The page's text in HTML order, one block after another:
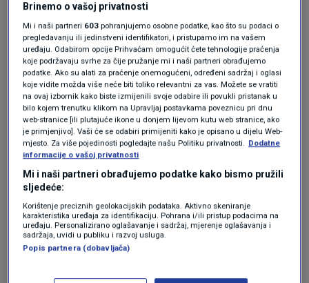
Oglas
Oglas
Brinemo o vašoj privatnosti
Mi i naši partneri 603 pohranjujemo osobne podatke, kao što su podaci o
pregledavanju ili jedinstveni identifikatori, i pristupamo im na vašem
uređaju. Odabirom opcije Prihvaćam omogućit ćete tehnologije praćenja
koje podržavaju svrhe za čije pružanje mi i naši partneri obrađujemo
podatke. Ako su alati za praćenje onemogućeni, određeni sadržaj i oglasi
koje vidite možda više neće biti toliko relevantni za vas. Možete se vratiti
na ovaj izbornik kako biste izmijenili svoje odabire ili povukli pristanak u
bilo kojem trenutku klikom na Upravljaj postavkama poveznicu pri dnu
web-stranice [ili plutajuće ikone u donjem lijevom kutu web stranice, ako
je primjenjivo]. Vaši će se odabiri primijeniti kako je opisano u dijelu Web-
mjesto. Za više pojedinosti pogledajte našu Politiku privatnosti. Dodatne
informacije o vašoj privatnosti
Mi i naši partneri obrađujemo podatke kako bismo pružili
sljedeće:
Korištenje preciznih geolokacijskih podataka. Aktivno skeniranje
karakteristika uređaja za identifikaciju. Pohrana i/ili pristup podacima na
uređaju. Personalizirano oglašavanje i sadržaj, mjerenje oglašavanja i
sadržaja, uvidi u publiku i razvoj usluga.
Popis partnera (dobavljača)